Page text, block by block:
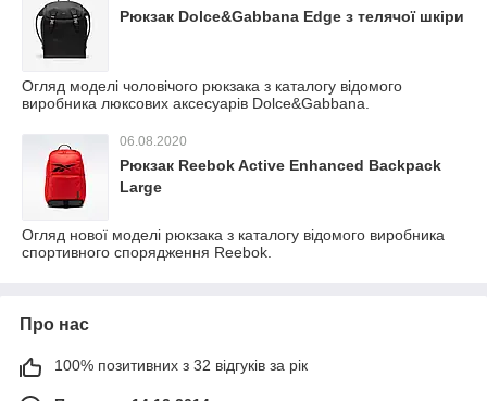
Рюкзак Dolce&Gabbana Edge з телячої шкіри
Огляд моделі чоловічого рюкзака з каталогу відомого
виробника люксових аксесуарів Dolce&Gabbana.
06.08.2020
Рюкзак Reebok Active Enhanced Backpack
Large
Огляд нової моделі рюкзака з каталогу відомого виробника
спортивного спорядження Reebok.
Про нас
100% позитивних з 32 відгуків за рік